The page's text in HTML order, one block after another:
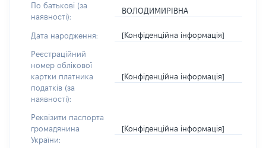
По батькові (за
наявності):
ВОЛОДИМИРІВНА
Дата народження: [Конфіденційна інформація]
Реєстраційний
номер облікової
картки платника
податків (за
наявності):
[Конфіденційна інформація]
Реквізити паспорта
громадянина
України:
[Конфіденційна інформація]